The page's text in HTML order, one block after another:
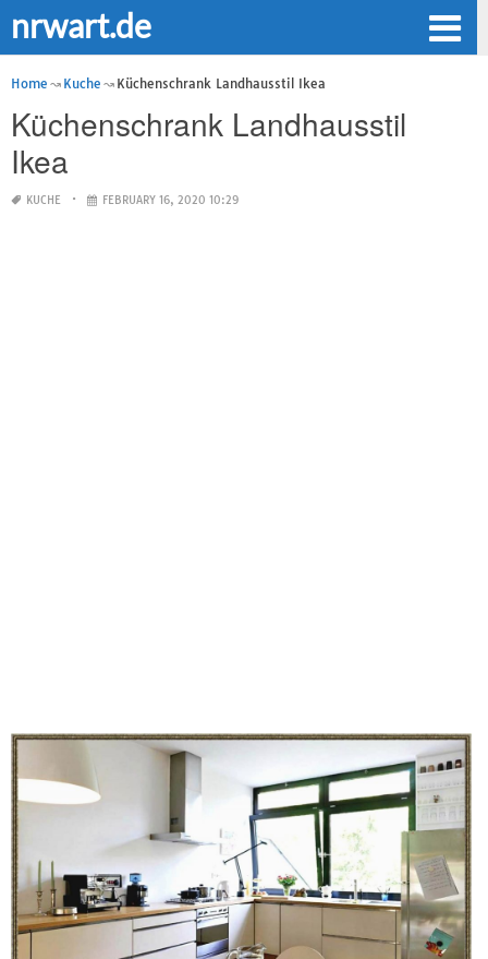
nrwart.de
Home Kuche Küchenschrank Landhausstil Ikea
Küchenschrank Landhausstil
Ikea
KUCHE FEBRUARY 16, 2020 10:29